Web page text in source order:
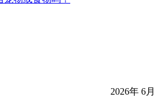
2026年 6月